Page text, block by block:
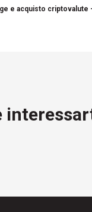
e acquisto criptovalute